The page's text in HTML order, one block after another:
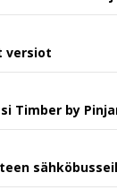
versiot
Timber by